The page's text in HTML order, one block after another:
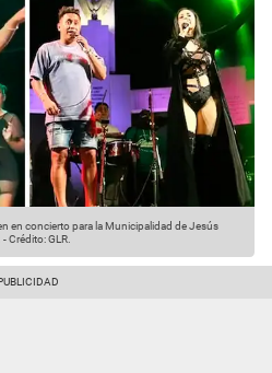
en concierto para la Municipalidad de Jesús
-Crédito: GLR.